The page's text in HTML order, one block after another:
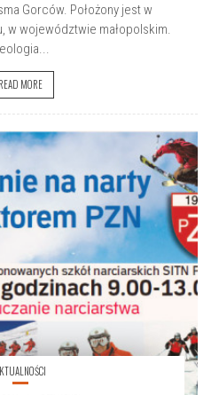
Gorców. Położony jest w
w województwie małopolskim.
READ MORE